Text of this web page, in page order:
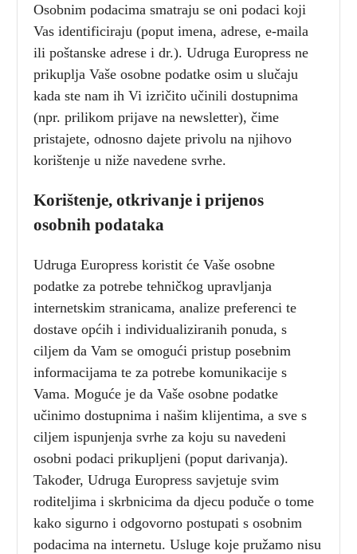
Osobnim podacima smatraju se oni podaci koji
Vas identificiraju (poput imena, adrese, e-maila
ili poštanske adrese i dr.). Udruga Europress ne
prikuplja Vaše osobne podatke osim u slučaju
kada ste nam ih Vi izričito učinili dostupnima
(npr. prilikom prijave na newsletter), čime
pristajete, odnosno dajete privolu na njihovo
korištenje u niže navedene svrhe.
Korištenje, otkrivanje i prijenos
osobnih podataka
Udruga Europress koristit će Vaše osobne
podatke za potrebe tehničkog upravljanja
internetskim stranicama, analize preferenci te
dostave općih i individualiziranih ponuda, s
ciljem da Vam se omogući pristup posebnim
informacijama te za potrebe komunikacije s
Vama. Moguće je da Vaše osobne podatke
učinimo dostupnima i našim klijentima, a sve s
ciljem ispunjenja svrhe za koju su navedeni
osobni podaci prikupljeni (poput darivanja).
Također, Udruga Europress savjetuje svim
roditeljima i skrbnicima da djecu poduče o tome
kako sigurno i odgovorno postupati s osobnim
podacima na internetu. Usluge koje pružamo nisu